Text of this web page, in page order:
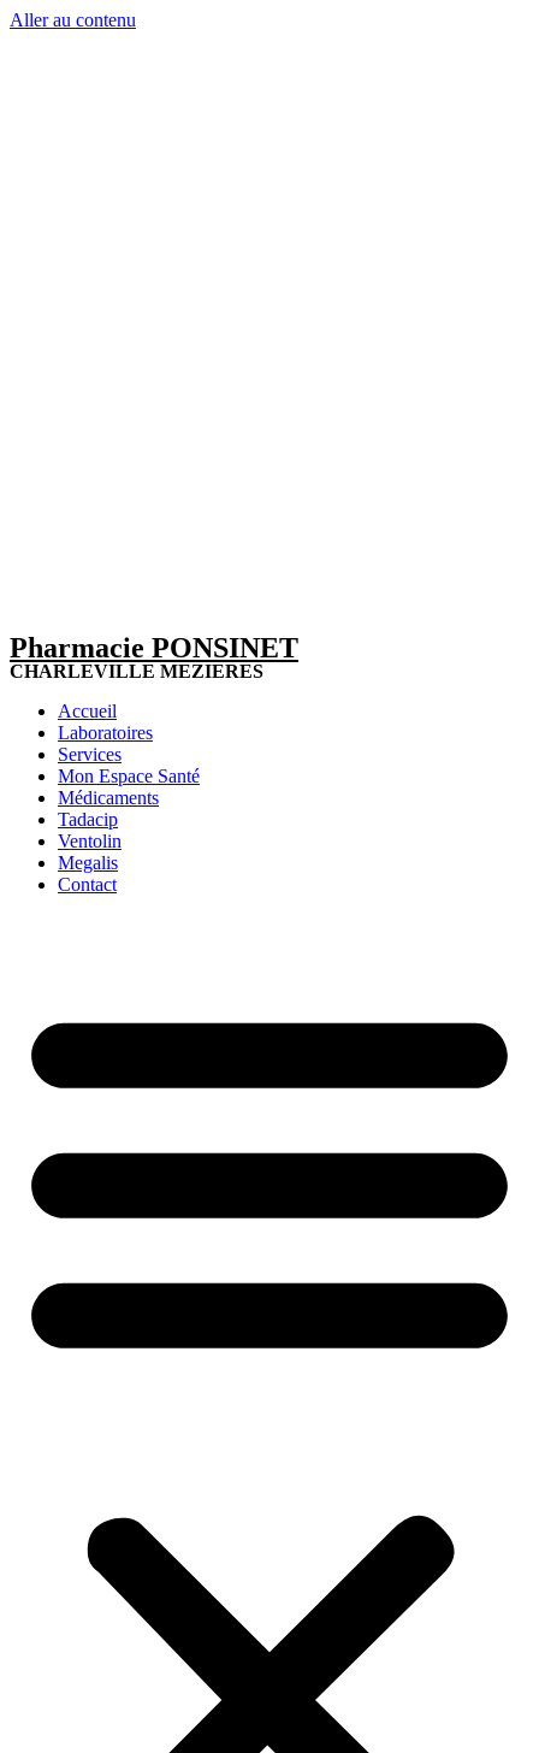
Aller au contenu
Pharmacie PONSINET
CHARLEVILLE MEZIERES
Accueil
Laboratoires
Services
Mon Espace Santé
Médicaments
Tadacip
Ventolin
Megalis
Contact